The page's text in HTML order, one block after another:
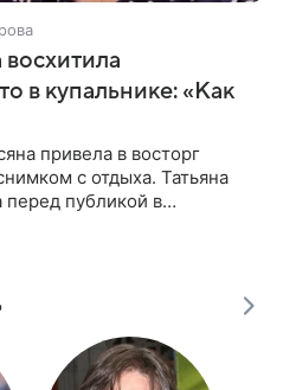
в купальнике: «Как
привела в восторг
с отдыха. Татьяна
перед публикой в